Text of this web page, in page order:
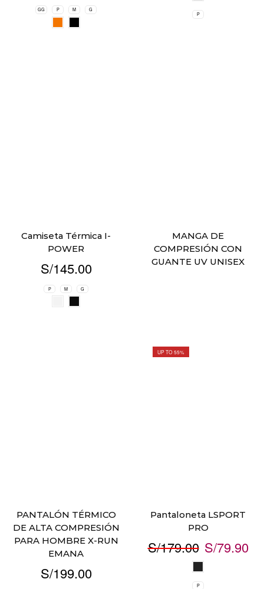
GG P M G
P
Camiseta Térmica I-
POWER
S/145.00
P M G
MANGA DE
COMPRESIÓN CON
GUANTE UV UNISEX
PANTALÓN TÉRMICO
DE ALTA COMPRESIÓN
PARA HOMBRE X-RUN
EMANA
S/199.00
UP TO 55%
Pantaloneta LSPORT
PRO
S/179.00 S/79.90
P